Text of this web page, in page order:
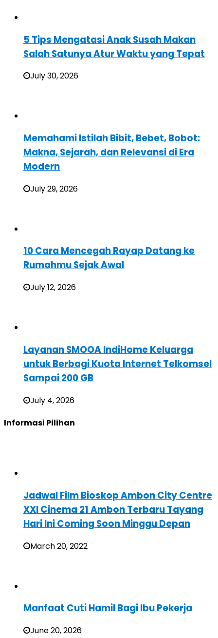
5 Tips Mengatasi Anak Susah Makan
Salah Satunya Atur Waktu yang Tepat
July 30, 2026
Memahami Istilah Bibit, Bebet, Bobot:
Makna, Sejarah, dan Relevansi di Era
Modern
July 29, 2026
10 Cara Mencegah Rayap Datang ke
Rumahmu Sejak Awal
July 12, 2026
Layanan SMOOA IndiHome Keluarga
untuk Berbagi Kuota Internet Telkomsel
Sampai 200 GB
July 4, 2026
Informasi Pilihan
Jadwal Film Bioskop Ambon City Centre
XXI Cinema 21 Ambon Terbaru Tayang
Hari Ini Coming Soon Minggu Depan
March 20, 2022
Manfaat Cuti Hamil Bagi Ibu Pekerja
June 20, 2026